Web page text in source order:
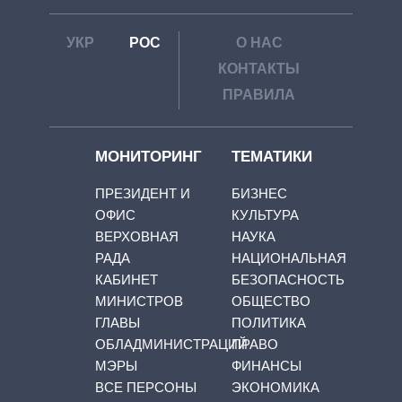
УКР РОС
О НАС
КОНТАКТЫ
ПРАВИЛА
МОНИТОРИНГ
ПРЕЗИДЕНТ И
ОФИС
ВЕРХОВНАЯ
РАДА
КАБИНЕТ
МИНИСТРОВ
ГЛАВЫ
ОБЛАДМИНИСТРАЦИЙ
МЭРЫ
ВСЕ ПЕРСОНЫ
ТЕМАТИКИ
БИЗНЕС
КУЛЬТУРА
НАУКА
НАЦИОНАЛЬНАЯ
БЕЗОПАСНОСТЬ
ОБЩЕСТВО
ПОЛИТИКА
ПРАВО
ФИНАНСЫ
ЭКОНОМИКА